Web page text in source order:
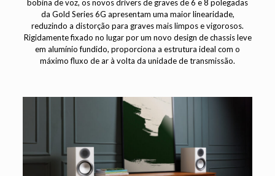
bobina de voz, os novos drivers de graves de 6 e 8 polegadas
da Gold Series 6G apresentam uma maior linearidade,
reduzindo a distorção para graves mais limpos e vigorosos.
Rigidamente fixado no lugar por um novo design de chassis leve
em alumínio fundido, proporciona a estrutura ideal com o
máximo fluxo de ar à volta da unidade de transmissão.